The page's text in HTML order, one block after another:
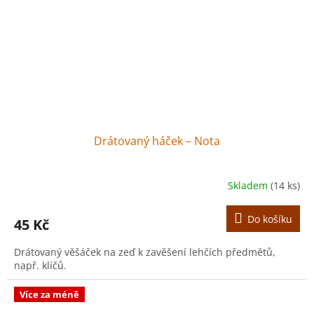
Drátovaný háček – Nota
Skladem (14 ks)
45 Kč Do košíku
Drátovaný věšáček na zeď k zavěšení lehčích předmětů,
např. klíčů.
Více za méně